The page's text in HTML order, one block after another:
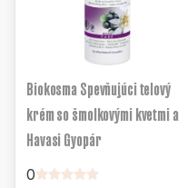
Biokosma Spevňujúci telový
krém so šmolkovými kvetmi a
Havasi Gyopár
0